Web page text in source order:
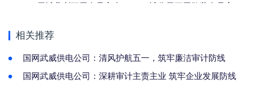
相关推荐
国网武威供电公司：清风护航五一，筑牢廉洁审计防线
国网武威供电公司：深耕审计主责主业 筑牢企业发展防线